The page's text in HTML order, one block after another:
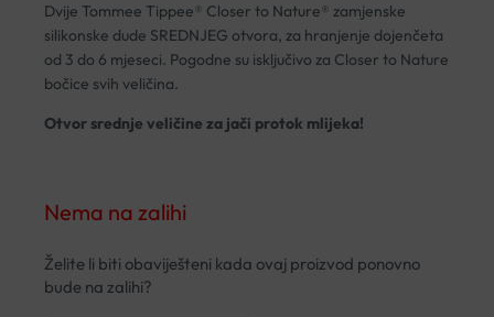
Dvije Tommee Tippee® Closer to Nature® zamjenske
silikonske dude SREDNJEG otvora, za hranjenje dojenčeta
od 3 do 6 mjeseci. Pogodne su isključivo za Closer to Nature
bočice svih veličina.
Otvor srednje veličine za jači protok mlijeka!
Nema na zalihi